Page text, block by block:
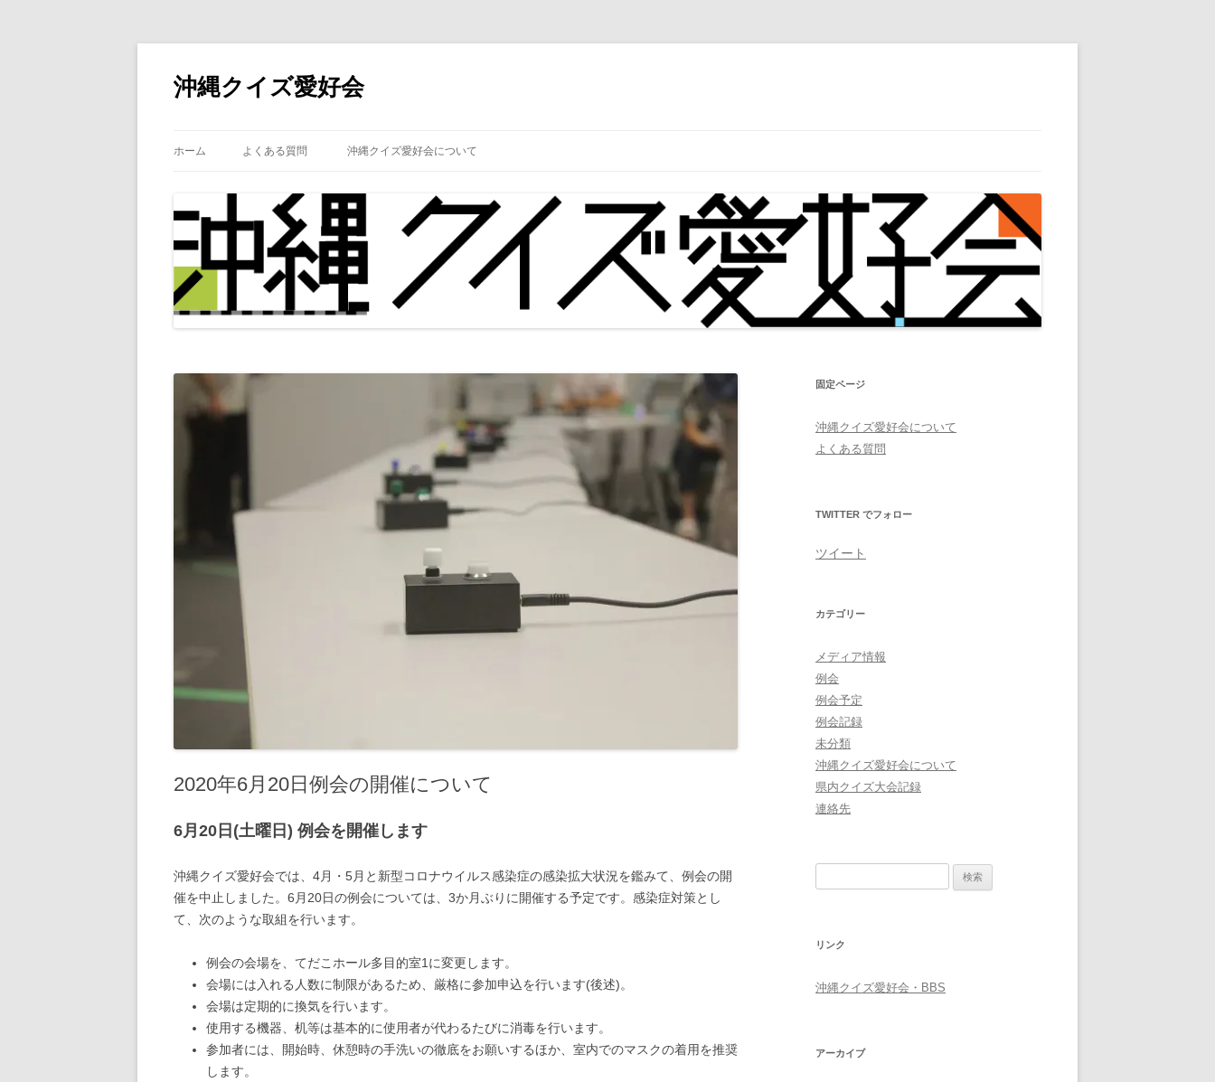
沖縄クイズ愛好会
ス
ッ
プ
ホーム よくある質問 沖縄クイズ愛好会について
2020年6月20日例会の開催について
6月20日(土曜日) 例会を開催します
沖縄クイズ愛好会では、4月・5月と新型コロナウイルス感染症の感染拡大状況を鑑みて、例会の開
催を中止しました。6月20日の例会については、3か月ぶりに開催する予定です。感染症対策とし
て、次のような取組を行います。
例会の会場を、てだこホール多目的室1に変更します。
会場には入れる人数に制限があるため、厳格に参加申込を行います(後述)。
会場は定期的に換気を行います。
使用する機器、机等は基本的に使用者が代わるたびに消毒を行います。
参加者には、開始時、休憩時の手洗いの徹底をお願いするほか、室内でのマスクの着用を推奨
します。
固定ページ
沖縄クイズ愛好会について
よくある質問
TWITTER でフォロー
ツイート
カテゴリー
メディア情報
例会
例会予定
例会記録
未分類
沖縄クイズ愛好会について
県内クイズ大会記録
連絡先
リンク
沖縄クイズ愛好会・BBS
アーカイブ